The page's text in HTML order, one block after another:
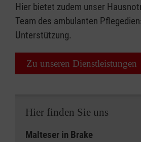
Hier bietet zudem unser
Team des ambulanten
Unterstützung.
Zu unseren Dienstleistungen
Hier finden Sie uns
Malteser in Brake